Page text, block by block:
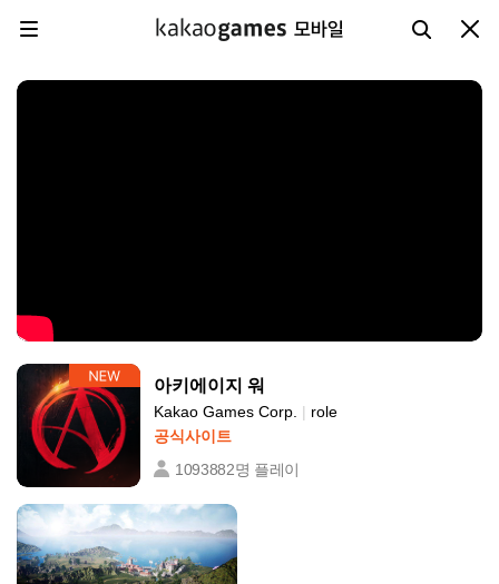
아키에이지 워
Kakao Games Corp. | role
공식사이트
1093882명 플레이